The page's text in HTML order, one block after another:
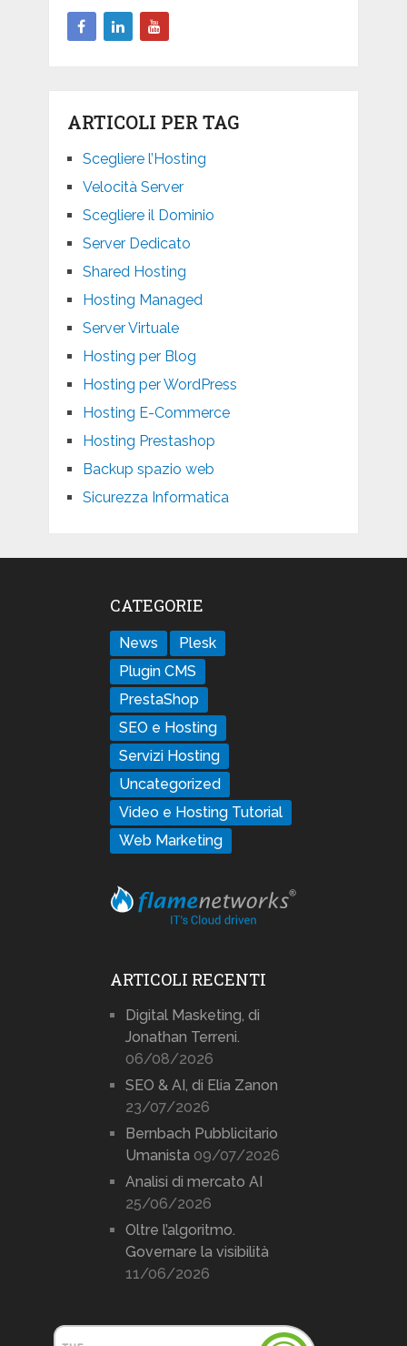
ARTICOLI PER TAG
Scegliere l’Hosting
Velocità Server
Scegliere il Dominio
Server Dedicato
Shared Hosting
Hosting Managed
Server Virtuale
Hosting per Blog
Hosting per WordPress
Hosting E-Commerce
Hosting Prestashop
Backup spazio web
Sicurezza Informatica
CATEGORIE
News
Plesk
Plugin CMS
PrestaShop
SEO e Hosting
Servizi Hosting
Uncategorized
Video e Hosting Tutorial
Web Marketing
ARTICOLI RECENTI
Digital Masketing, di
Jonathan Terreni.
06/08/2026
SEO & AI, di Elia Zanon
23/07/2026
Bernbach Pubblicitario
Umanista 09/07/2026
Analisi di mercato AI
25/06/2026
Oltre l’algoritmo.
Governare la visibilità
11/06/2026